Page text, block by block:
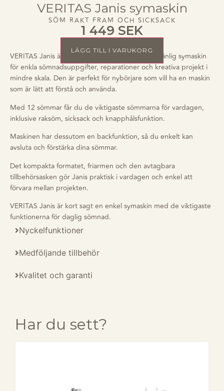
VERITAS Janis symaskin
SÖM RAKT FRAM OCH SICKSACK
1 449 SEK
LÄGG TILL I VARUKORG
VERITAS Janis är en lättillgänglig och användarvänlig symaskin
för enkla sömnadsuppgifter, reparationer och kreativa projekt i
mindre skala. Den är perfekt för nybörjare som vill ha en maskin
som är lätt att förstå och använda.
Med 12 sömmar får du de viktigaste sömmarna för vardagen,
inklusive raksöm, sicksack och knapphålsfunktion.
Maskinen har dessutom en backfunktion, så du enkelt kan
avsluta och förstärka dina sömmar.
Det kompakta formatet, friarmen och den avtagbara
tillbehörsasken gör Janis praktisk i vardagen och enkel att
förvara mellan projekten.
VERITAS Janis är kort sagt en enkel symaskin med de viktigaste
funktionerna för daglig sömnad.
Nyckelfunktioner
Medföljande tillbehör
Kvalitet och garanti
Har du sett?